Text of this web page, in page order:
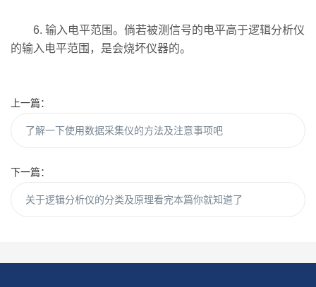
6. 输入电平范围。倘若被测信号的电平高于逻辑分析仪
的输入电平范围，是会烧坏仪器的。
上一篇：
了解一下使用数据采集仪的方法及注意事项吧
下一篇：
关于逻辑分析仪的分类及原理看完本篇你就知道了